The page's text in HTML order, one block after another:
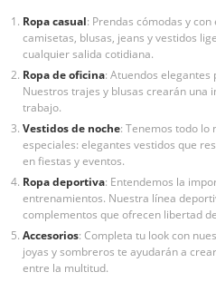
Ropa casual: Prendas cómodas y
camisetas, blusas, jeans y vestidos
cualquier salida cotidiana.
Ropa de oficina: Atuendos
Nuestros trajes y blusas crearán una
trabajo.
Vestidos de noche: Tenemos todo lo
especiales: elegantes vestidos que
en fiestas y eventos.
Ropa deportiva: Entendemos la
entrenamientos. Nuestra línea
complementos que ofrecen libertad
Accesorios: Completa tu look con
joyas y sombreros te ayudarán a
entre la multitud.